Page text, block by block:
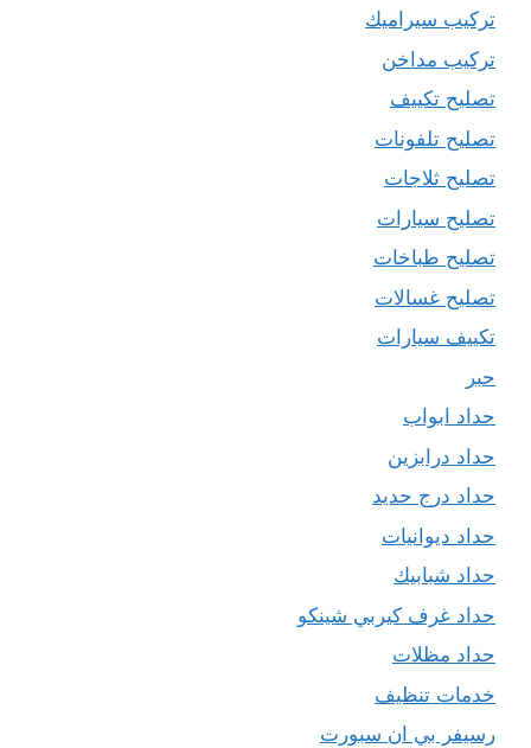
تركيب سيراميك
تركيب مداخن
تصليح تكييف
تصليح تلفونات
تصليح ثلاجات
تصليح سيارات
تصليح طباخات
تصليح غسالات
تكييف سيارات
حبر
حداد ابواب
حداد درابزين
حداد درج حديد
حداد ديوانيات
حداد شبابيك
حداد غرف كيربي شينكو
حداد مظلات
خدمات تنظيف
رسيفر بي ان سبورت